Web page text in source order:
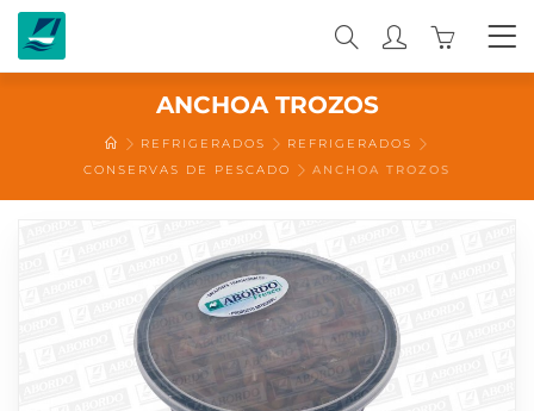
ANCHOA TROZOS
REFRIGERADOS
REFRIGERADOS
CONSERVAS DE PESCADO
ANCHOA TROZOS